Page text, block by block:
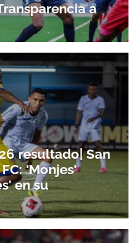
a
resultado| San
'Monjes'
en su